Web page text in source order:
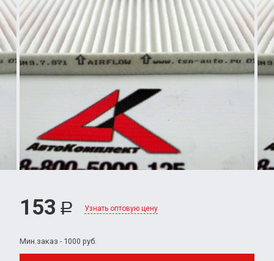
153 Р Узнать оптовую цену
Мин.заказ - 1000 руб.